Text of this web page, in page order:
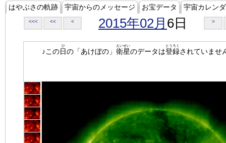
はやぶさの軌跡 宇宙からのメッセージ お宝データ 宇宙カレン
<<< << < 2015年02月 6日 >
♪この日
ひ
の「あけぼの」 衛星
えいせい
のデータは登録
とうろく
されていませ